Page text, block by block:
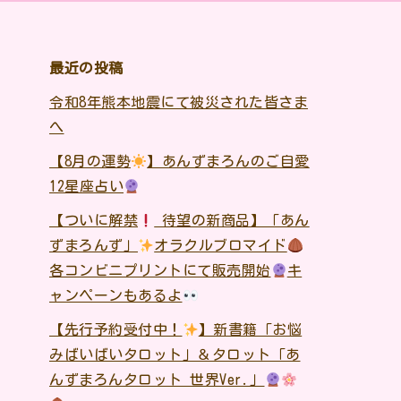
最近の投稿
令和8年熊本地震にて被災された皆さま
へ
【8月の運勢
】あんずまろんのご自愛
12星座占い
【ついに解禁
待望の新商品】「あん
ずまろんず」
オラクルブロマイド
各コンビニプリントにて販売開始
キ
ャンペーンもあるよ
【先行予約受付中！
】新書籍「お悩
みばいばいタロット」＆タロット「あ
んずまろんタロット 世界Ver.」